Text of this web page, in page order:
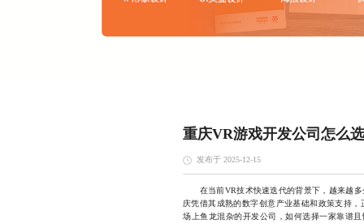
重庆VR游戏开发公司怎么选
发布于 2025-12-15
在当前VR技术快速迭代的背景下，越来越多
庆凭借其成熟的数字创意产业基础和政策支持
场上鱼龙混杂的开发公司，如何选择一家靠谱